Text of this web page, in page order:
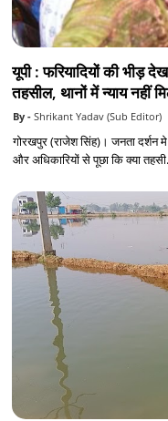
यूपी : फरियादियों की भीड़
तहसील, थानों में न्‍याय नहीं
Shrikant Yadav (Sub Editor)
गोरखपुर (राजेश सिंह)। जनता दर्शन
और अधिकारियों से पूछा कि क्या